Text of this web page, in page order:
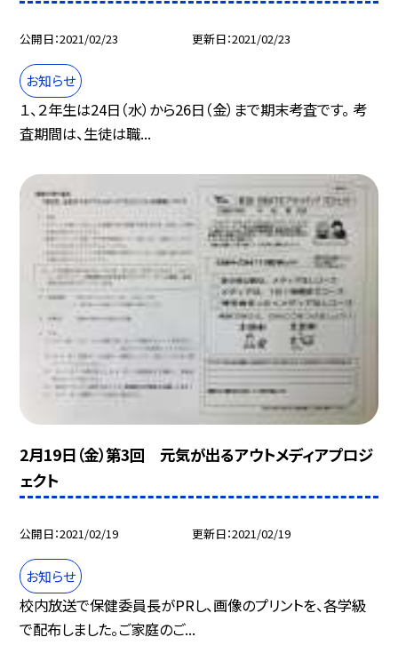
公開日 2021/02/23 更新日 2021/02/23
お知らせ
１、２年生は24日（水）から26日（金）まで期末考査です。 考
査期間は、生徒は職...
2月19日（金）第3回 元気が出るアウトメディアプロジ
ェクト
公開日 2021/02/19 更新日 2021/02/19
お知らせ
校内放送で保健委員長がPRし、画像のプリントを、各学級
で配布しました。ご家庭のご...